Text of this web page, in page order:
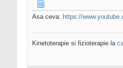
Asa ceva: https://
Kinetoterapie si fizioterapie la